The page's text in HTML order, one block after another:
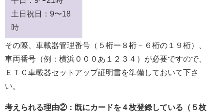
土日祝日：9〜18
時
その際、車載器管理番号（５桁ー８桁－６桁の１９桁）、
車両番号（例：横浜０００あ１２３４）が必要ですので、
ＥＴＣ車載器セットアップ証明書を準備しておいて下さ
い。
考えられる理由②：既にカードを４枚登録している（５枚